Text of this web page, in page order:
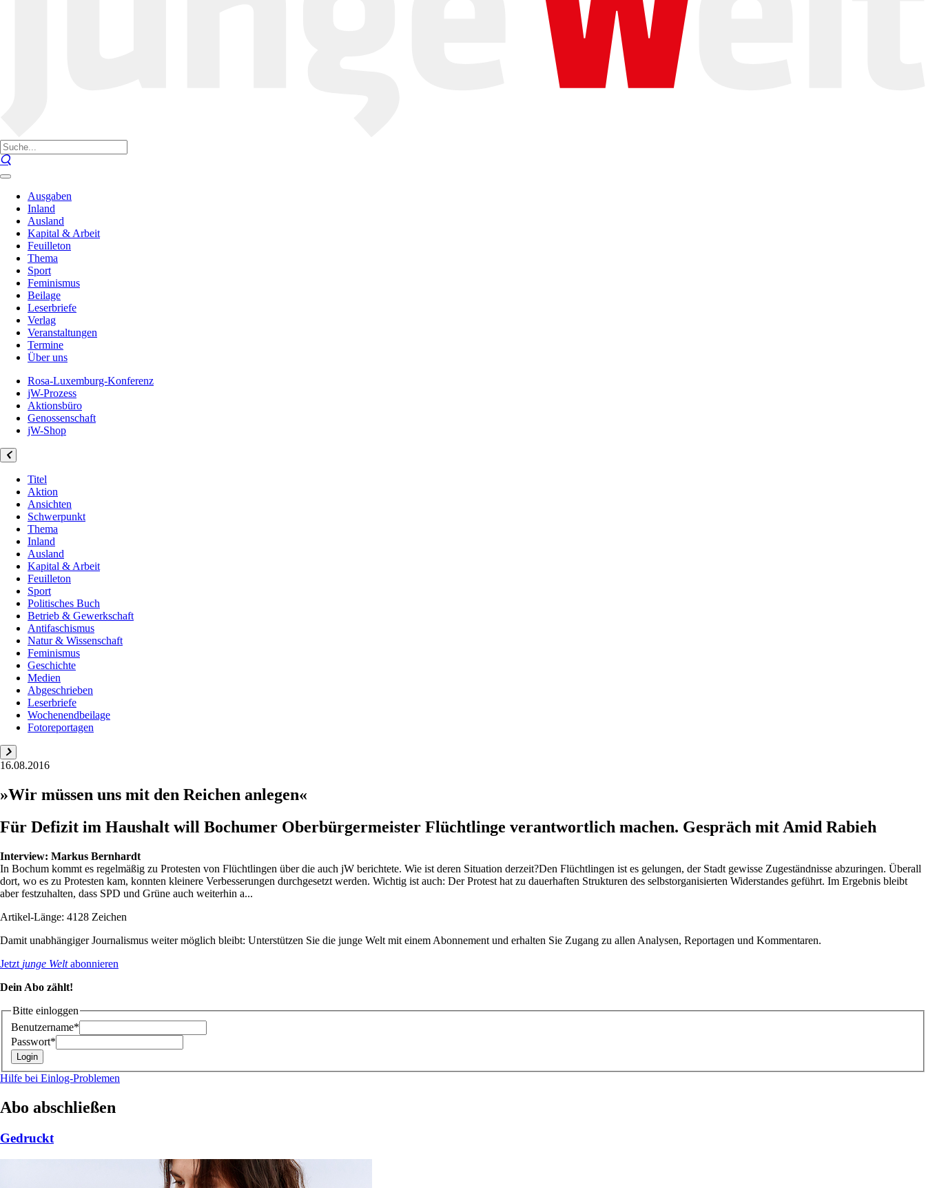
Ausgaben
Inland
Ausland
Kapital & Arbeit
Feuilleton
Thema
Sport
Feminismus
Beilage
Leserbriefe
Verlag
Veranstaltungen
Termine
Über uns
Rosa-Luxemburg-Konferenz
jW-Prozess
Aktionsbüro
Genossenschaft
jW-Shop
Titel
Aktion
Ansichten
Schwerpunkt
Thema
Inland
Ausland
Kapital & Arbeit
Feuilleton
Sport
Politisches Buch
Betrieb & Gewerkschaft
Antifaschismus
Natur & Wissenschaft
Feminismus
Geschichte
Medien
Abgeschrieben
Leserbriefe
Wochenendbeilage
Fotoreportagen
16.08.2016
»Wir müssen uns mit den Reichen anlegen«
Für Defizit im Haushalt will Bochumer Oberbürgermeister Flüchtlinge verantwortlich machen. Gespräch mit Amid Rabieh
Interview: Markus Bernhardt
In Bochum kommt es regelmäßig zu Protesten von Flüchtlingen über die auch jW berichtete. Wie ist deren Situation derzeit?Den Flüchtlingen ist es gelungen, der Stadt gewisse Zugeständnisse abzuringen. Überall
dort, wo es zu Protesten kam, konnten kleinere Verbesserungen durchgesetzt werden. Wichtig ist auch: Der Protest hat zu dauerhaften Strukturen des selbstorganisierten Widerstandes geführt. Im Ergebnis bleibt
aber festzuhalten, dass SPD und Grüne auch weiterhin a...
Artikel-Länge: 4128 Zeichen
Damit unabhängiger Journalismus weiter möglich bleibt: Unterstützen Sie die junge Welt mit einem Abonnement und erhalten Sie Zugang zu allen Analysen, Reportagen und Kommentaren.
Jetzt junge Weltabonnieren
Dein Abo zählt!
Bitte einloggen
Benutzername*
Passwort*
Hilfe bei Einlog-Problemen
Abo abschließen
Gedruckt